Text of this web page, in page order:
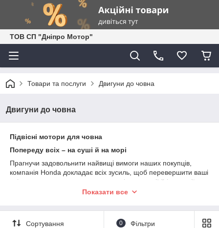
ТОВ СП "Дніпро Мотор"
Товари та послуги Двигуни до човна
Двигуни до човна
Підвісні мотори для човна
Попереду всіх – на суші й на морі
Прагнучи задовольнити найвищі вимоги наших покупців,
компанія Honda докладає всіх зусиль, щоб перевершити ваші
очікування, впроваджуючи передові технології й інновації.
Пристрасть до інновацій дозволила нам стати лідерами в
мотоперегонів. Ми беремо участь у змаганнях Formula 1, на
нашому рахунку понад 600 перемог у мотозмаганнях.
Показати все
Сортування 0 Фільтри